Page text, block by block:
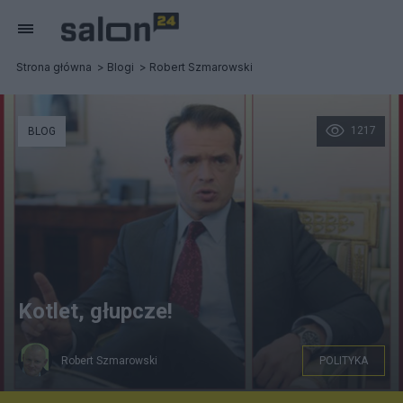
Strona główna Blogi Robert Szmarowski
1217
BLOG
Kotlet, głupcze!
Robert Szmarowski POLITYKA